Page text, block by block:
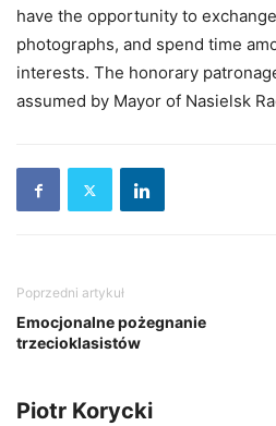
have the opportunity to
photographs, and spend time
interests. The honorary
assumed by Mayor of Nasielsk
Poprzedni artykuł
Emocjonalne pożegnanie
trzecioklasistów
Piotr Korycki